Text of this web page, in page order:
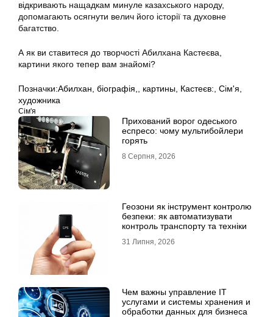
відкривають нащадкам минуле казахського народу,
допомагають осягнути велич його історії та духовне
багатство.
А як ви ставитеся до творчості Абилхана Кастеєва,
картини якого тепер вам знайомі?
Позначки:Абилхан біографія, картины Кастеєв: Сім'я
художника
Сім'я
Прихований ворог одеського
еспресо: чому мультибойлери
горять
8 Серпня, 2026
Геозони як інструмент контролю
безпеки: як автоматизувати
контроль транспорту та техніки
31 Липня, 2026
Чем важны управление IT
услугами и системы хранения и
обработки данных для бизнеса